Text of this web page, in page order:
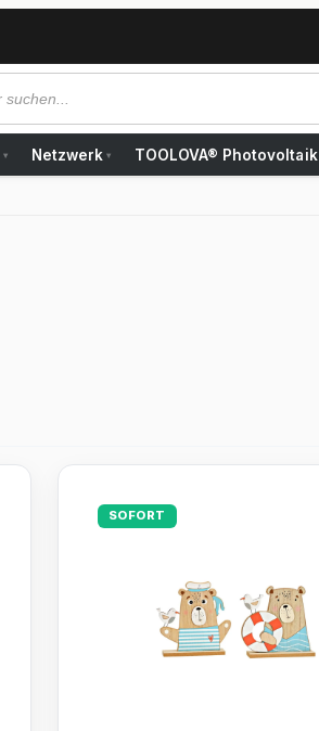
▾ Netzwerk ▾ TOOLOVA® Photovoltaik
SOFORT